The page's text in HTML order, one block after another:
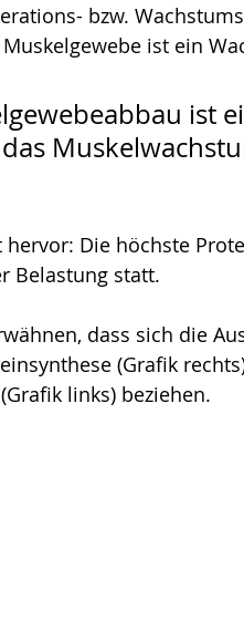
bzw.
ist ein
ist
hervor: Die höchste
Belastung statt.
dass sich die
(Grafik
links) beziehen.